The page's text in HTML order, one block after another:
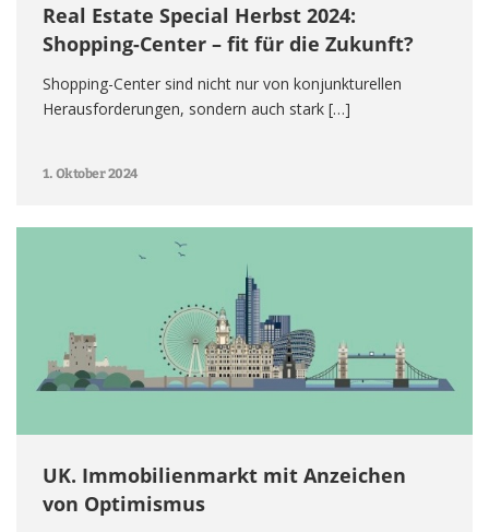
Real Estate Special Herbst 2024:
Shopping-Center – fit für die Zukunft?
Shopping-Center sind nicht nur von konjunkturellen
Herausforderungen, sondern auch stark […]
1. Oktober 2024
UK. Immobilienmarkt mit Anzeichen
von Optimismus